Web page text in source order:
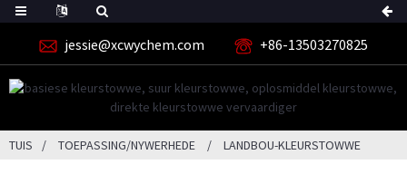
jessie@xcwychem.com +86-13503270825
TUIS TOEPASSING/NYWERHEDE LANDBOU-KLEURSTOWWE